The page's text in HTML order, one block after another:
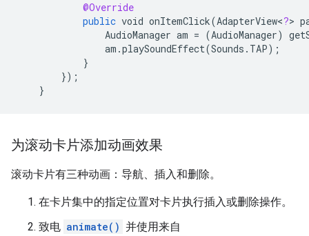
@Override
public void onItemClick(AdapterView<?>
AudioManager am = (AudioManager)
am .playSoundEffect(Sounds . TAP);
}
});
}
为滚动卡片添加动画效果
滚动卡片有三种动画：导航、插入和删除。
在卡片集中的指定位置对卡片执行插入或删除操作。
致电 animate() 并使用来自